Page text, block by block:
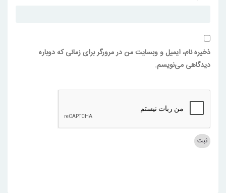
ذخیره نام، ایمیل و وبسایت من در مرورگر برای زمانی که دوباره
دیدگاهی می‌نویسم.